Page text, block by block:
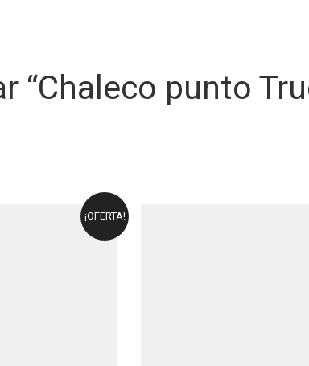
“Chaleco punto
¡OFERTA!